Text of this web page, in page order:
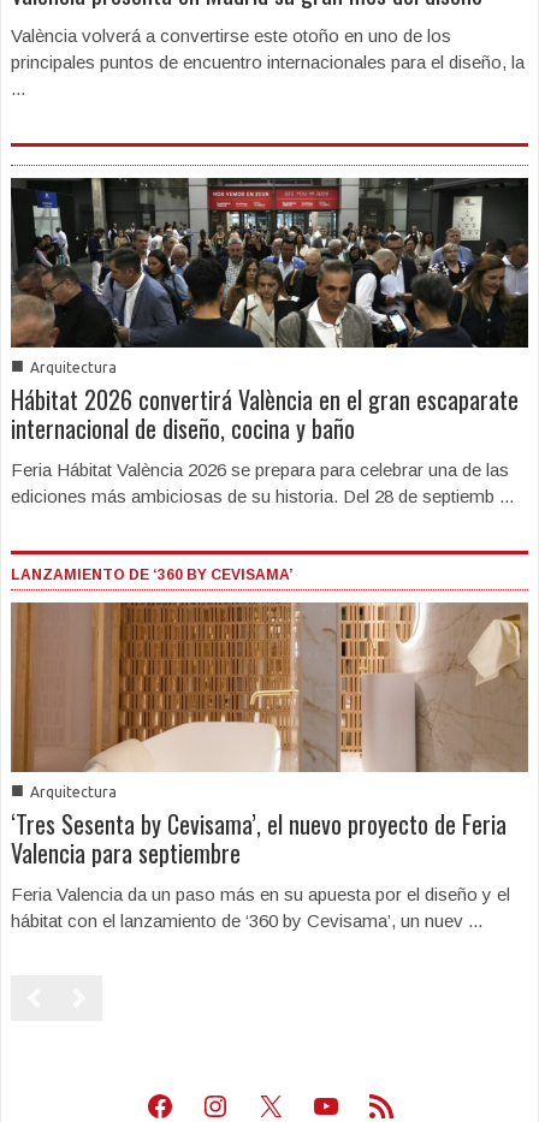
València volverá a convertirse este otoño en uno de los
principales puntos de encuentro internacionales para el diseño, la
...
■ Arquitectura
Hábitat 2026 convertirá València en el gran escaparate
internacional de diseño, cocina y baño
Feria Hábitat València 2026 se prepara para celebrar una de las
ediciones más ambiciosas de su historia. Del 28 de septiemb ...
LANZAMIENTO DE ‘360 BY CEVISAMA’
■ Arquitectura
‘Tres Sesenta by Cevisama’, el nuevo proyecto de Feria
Valencia para septiembre
Feria Valencia da un paso más en su apuesta por el diseño y el
hábitat con el lanzamiento de ‘360 by Cevisama’, un nuev ...
Facebook
Instagram
X Youtube
Feed RSS